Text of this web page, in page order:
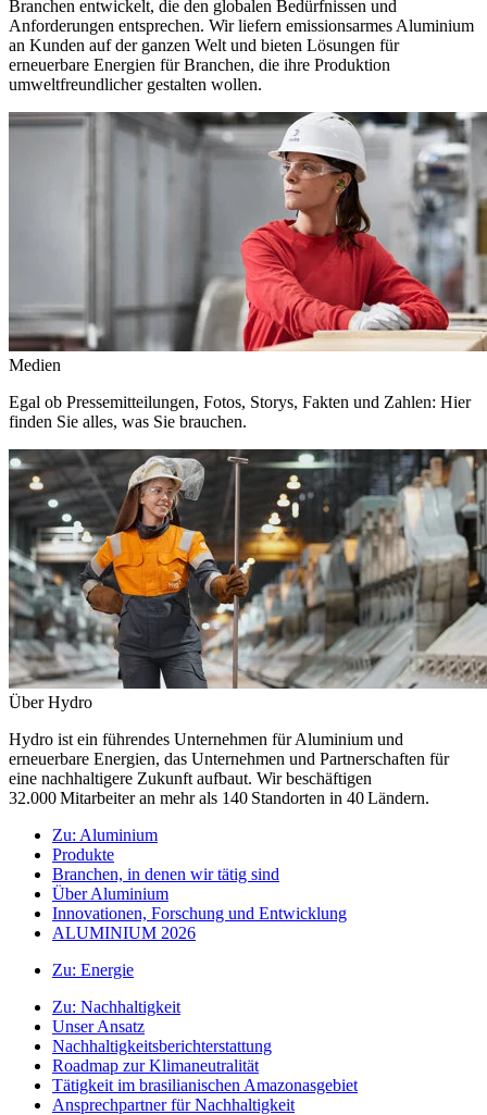
Branchen entwickelt, die den globalen Bedürfnissen und
Anforderungen entsprechen. Wir liefern emissionsarmes Aluminium
an Kunden auf der ganzen Welt und bieten Lösungen für
erneuerbare Energien für Branchen, die ihre Produktion
umweltfreundlicher gestalten wollen.
Medien
Egal ob Pressemitteilungen, Fotos, Storys, Fakten und Zahlen: Hier
finden Sie alles, was Sie brauchen.
Über Hydro
Hydro ist ein führendes Unternehmen für Aluminium und
erneuerbare Energien, das Unternehmen und Partnerschaften für
eine nachhaltigere Zukunft aufbaut. Wir beschäftigen
32.000 Mitarbeiter an mehr als 140 Standorten in 40 Ländern.
Zu: Aluminium
Produkte
Branchen, in denen wir tätig sind
Über Aluminium
Innovationen, Forschung und Entwicklung
ALUMINIUM 2026
Zu: Energie
Zu: Nachhaltigkeit
Unser Ansatz
Nachhaltigkeitsberichterstattung
Roadmap zur Klimaneutralität
Tätigkeit im brasilianischen Amazonasgebiet
Ansprechpartner für Nachhaltigkeit